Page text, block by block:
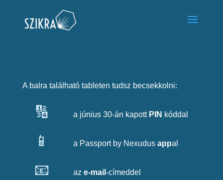
A balra található tableten tudsz becsekkolni:
🔢 a június 30-án kapott PIN kóddal
📱 a Passport by Nexudus appal
📧 az e-mail -címeddel